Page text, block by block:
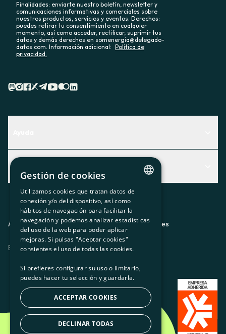
Finalidades: enviarte nuestro boletín, newsletter y
comunicaciones informativas y comerciales sobre
nuestros productos, servicios y eventos. Derechos:
puedes retirar tu consentimiento en cualquier
momento, así como acceder, rectificar, suprimir tus
datos y demás derechos en somenergia@delegado-
datos.com. Información adicional: Política de
privacidad.
Descubre qué servicio te encaja mejor
Contacto
Actualidad
El rincón de la socia
Prensa
Trabaja con nosotros
Aviso legalPolítica de privacidadPolítica de cookies
ES CAGLEU
CATALAN
SPANISH
GL
BASQUE
Gestión de cookies
Utilizamos cookies que tratan datos de
conexión y/o del dispositivo, así como
hábitos de navegación para facilitar la
navegación y podemos analizar estadísticas
del uso de la web para poder aplicar
mejoras. Si pulsas "Aceptar cookies"
consientes el uso de todas las cookies.
Si prefieres configurar su uso o limitarlo,
puedes hacer tu selección y guardarla.
ACCEPTAR COOKIES
DECLINAR TODAS